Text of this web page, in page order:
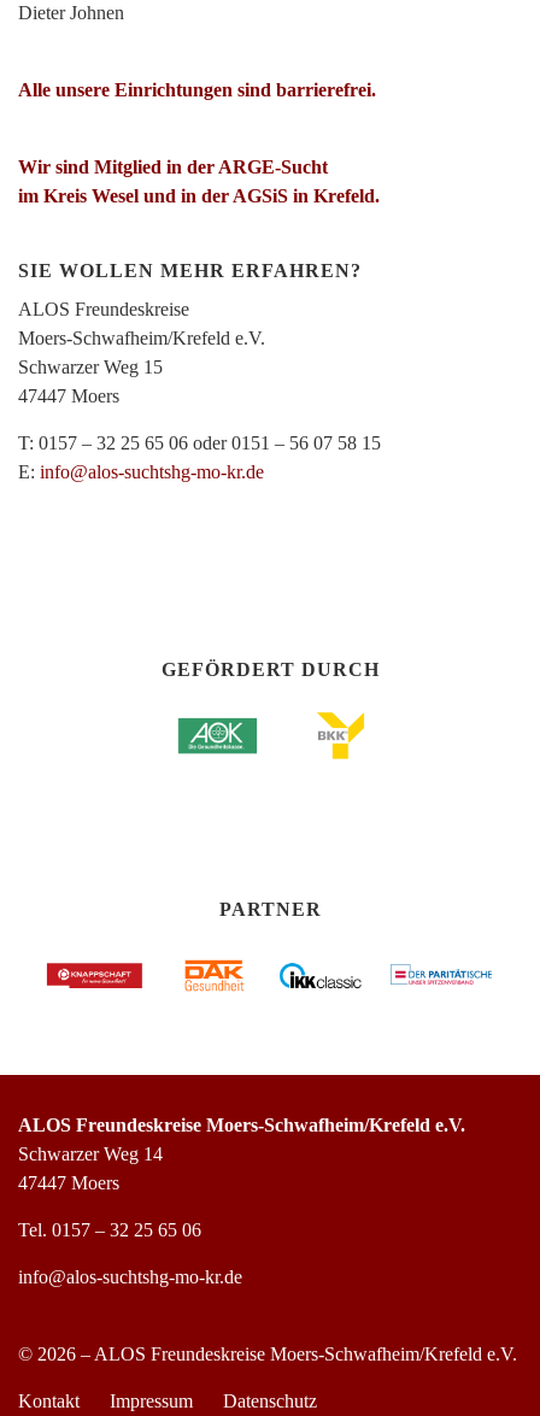
Dieter Johnen
Alle unsere Einrichtungen sind barrierefrei.
Wir sind Mitglied in der ARGE-Sucht
im Kreis Wesel und in der AGSiS in Krefeld.
SIE WOLLEN MEHR ERFAHREN?
ALOS Freundeskreise
Moers-Schwafheim/Krefeld e.V.
Schwarzer Weg 15
47447 Moers
T: 0157 – 32 25 65 06 oder 0151 – 56 07 58 15
E: info@alos-suchtshg-mo-kr.de
GEFÖRDERT DURCH
PARTNER
ALOS Freundeskreise Moers-Schwafheim/Krefeld e.V.
Schwarzer Weg 14
47447 Moers
Tel. 0157 – 32 25 65 06
info@alos-suchtshg-mo-kr.de
© 2026 – ALOS Freundeskreise Moers-Schwafheim/Krefeld e.V.
Kontakt Impressum Datenschutz